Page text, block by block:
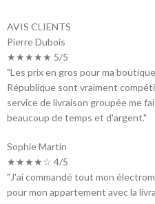
AVIS CLIENTS
Pierre Dubois
★★★★★ 5/5
"Les prix en gros pour ma
République sont vraiment
service de livraison groupée me
beaucoup de temps et d'argent."
Sophie Martin
★★★★☆ 4/5
"J'ai commandé tout mon
pour mon appartement avec la